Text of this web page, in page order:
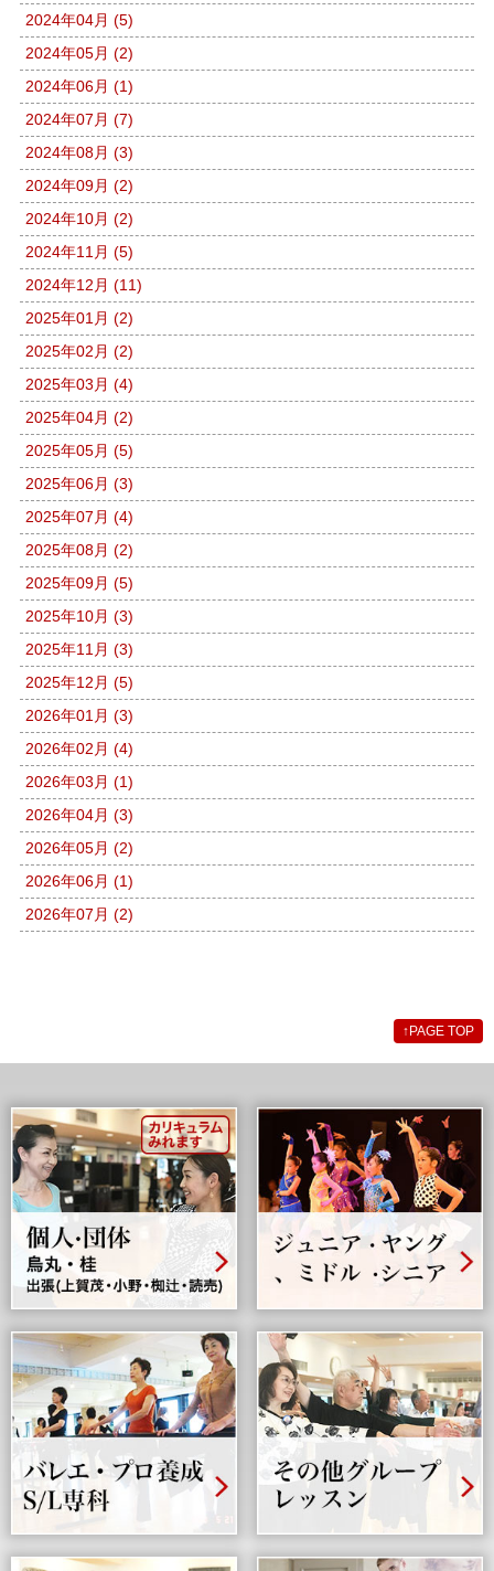
2024年04月 (5)
2024年05月 (2)
2024年06月 (1)
2024年07月 (7)
2024年08月 (3)
2024年09月 (2)
2024年10月 (2)
2024年11月 (5)
2024年12月 (11)
2025年01月 (2)
2025年02月 (2)
2025年03月 (4)
2025年04月 (2)
2025年05月 (5)
2025年06月 (3)
2025年07月 (4)
2025年08月 (2)
2025年09月 (5)
2025年10月 (3)
2025年11月 (3)
2025年12月 (5)
2026年01月 (3)
2026年02月 (4)
2026年03月 (1)
2026年04月 (3)
2026年05月 (2)
2026年06月 (1)
2026年07月 (2)
↑ PAGE TOP